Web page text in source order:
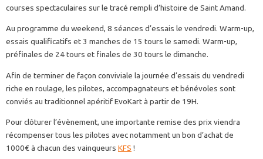
courses spectaculaires sur le tracé rempli d’histoire de Saint Amand.
Au programme du weekend, 8 séances d’essais le vendredi. Warm-up,
essais qualificatifs et 3 manches de 15 tours le samedi. Warm-up,
préfinales de 24 tours et finales de 30 tours le dimanche.
Afin de terminer de façon conviviale la journée d’essais du vendredi
riche en roulage, les pilotes, accompagnateurs et bénévoles sont
conviés au traditionnel apéritif EvoKart à partir de 19H.
Pour clôturer l’évènement, une importante remise des prix viendra
récompenser tous les pilotes avec notamment un bon d’achat de
1000€ à chacun des vainqueurs KFS !